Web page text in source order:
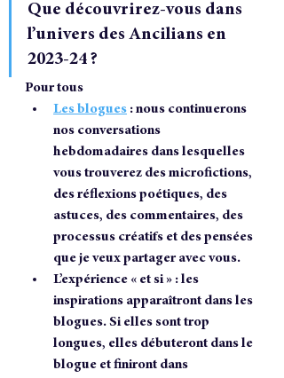
Que découvrirez-vous dans
l’univers des Ancilians en
2023-24 ?
Pour tous
Les blogues : nous continuerons
nos conversations
hebdomadaires dans lesquelles
vous trouverez des microfictions,
des réflexions poétiques, des
astuces, des commentaires, des
processus créatifs et des pensées
que je veux partager avec vous.
L’expérience « et si » : les
inspirations apparaîtront dans les
blogues. Si elles sont trop
longues, elles débuteront dans le
blogue et finiront dans